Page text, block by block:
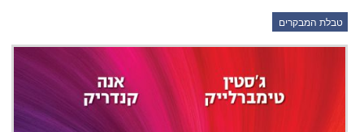
טבלת המבקרים